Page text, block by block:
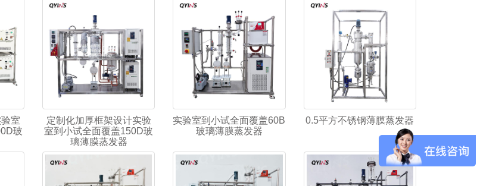
室
玻
定制化加厚框架设计实验
室到小试全面覆盖150D玻
璃薄膜蒸发器
实验室到小试全面覆盖60B
玻璃薄膜蒸发器
0.5平方不锈钢薄膜蒸发器